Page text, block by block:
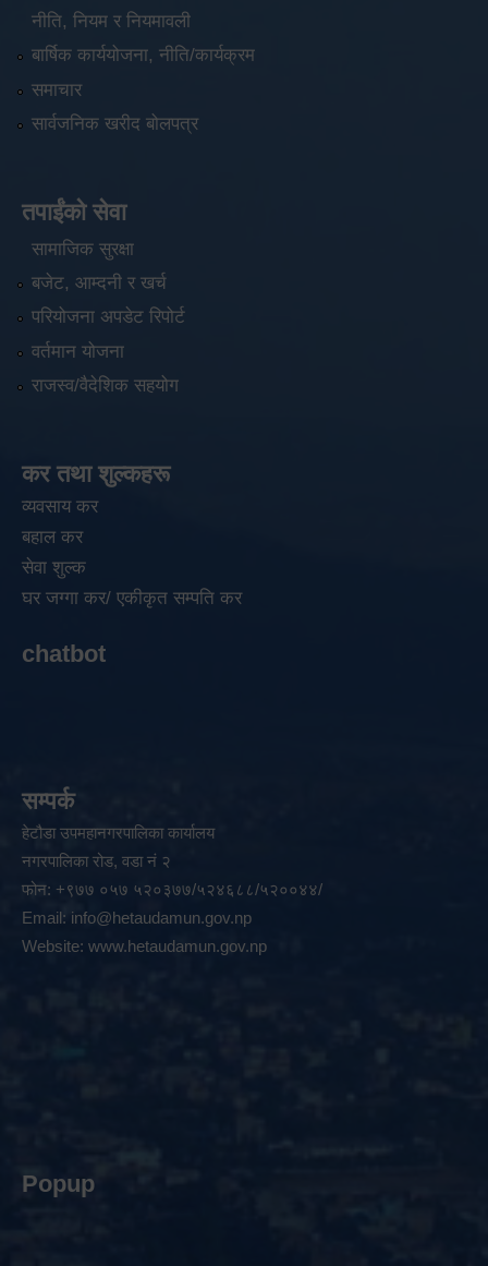
नीति, नियम र नियमावली
बार्षिक कार्ययोजना, नीति/कार्यक्रम
समाचार
सार्वजनिक खरीद बोलपत्र
तपाईंको सेवा
सामाजिक सुरक्षा
बजेट, आम्दनी र खर्च
परियोजना अपडेट रिपोर्ट
वर्तमान योजना
राजस्व/वैदेशिक सहयोग
कर तथा शुल्कहरू
व्यवसाय कर
बहाल कर
सेवा शुल्क
घर जग्गा कर/ एकीकृत सम्पति कर
chatbot
सम्पर्क
हेटौडा उपमहानगरपालिका कार्यालय
नगरपालिका रोड, वडा नं २
फोन: +९७७ ०५७ ५२०३७७/५२४६८८/५२००४४/
Email: info@hetaudamun.gov.np
Website: www.hetaudamun.gov.np
Popup